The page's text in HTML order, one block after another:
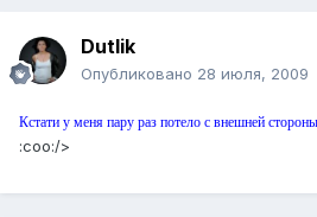
Dutlik
Опубликовано 28 июля, 2009
Кстати у меня пару раз потело с внешней
:coo:/>